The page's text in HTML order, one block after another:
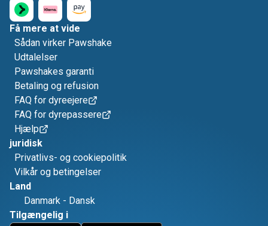
Få mere at vide
Sådan virker Pawshake
Udtalelser
Pawshakes garanti
Betaling og refusion
FAQ for dyreejere
FAQ for dyrepassere
Hjælp
juridisk
Privatlivs- og cookiepolitik
Vilkår og betingelser
Land
Danmark - Dansk
Tilgængelig i